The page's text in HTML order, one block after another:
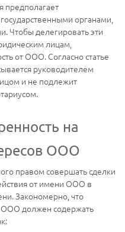
предполагает
органами,
Чтобы делегировать эти
лицам,
от ООО. Согласно статье
руководителем
и не подлежит
на
ООО
правом совершать сделки
от имени ООО в
Закономерно, что
должен содержать